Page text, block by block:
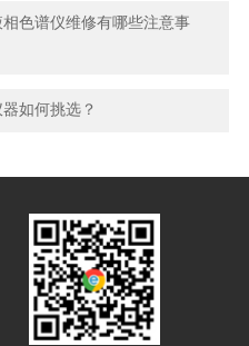
色谱仪维修有哪些注意事
如何挑选？